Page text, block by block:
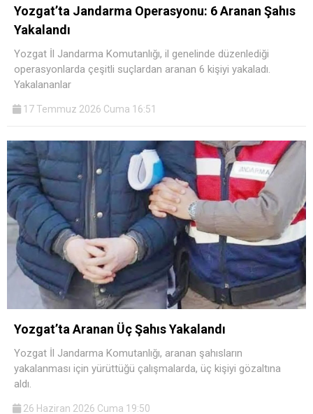
Yozgat’ta Jandarma Operasyonu: 6 Aranan Şahıs
Yakalandı
Yozgat İl Jandarma Komutanlığı, il genelinde düzenlediği
operasyonlarda çeşitli suçlardan aranan 6 kişiyi yakaladı.
Yakalananlar
17 Temmuz 2026 Cuma 16:51
Yozgat’ta Aranan Üç Şahıs Yakalandı
Yozgat İl Jandarma Komutanlığı, aranan şahısların
yakalanması için yürüttüğü çalışmalarda, üç kişiyi gözaltına
aldı.
26 Haziran 2026 Cuma 19:50